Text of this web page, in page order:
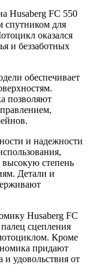
Husaberg FC 550
спутником для
оказался
и беззаботных
обеспечивает
позволяют
и надежности
высокую степень
Детали и
Husaberg FC
сцепления
Кроме
придают
удовольствия от